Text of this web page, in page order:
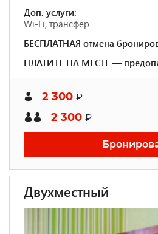
Доп. услуги:
Wi-Fi, трансфер
БЕСПЛАТНАЯ отмена
ПЛАТИТЕ НА МЕСТЕ —
2 300 ₽
2 300 ₽
Двухместный